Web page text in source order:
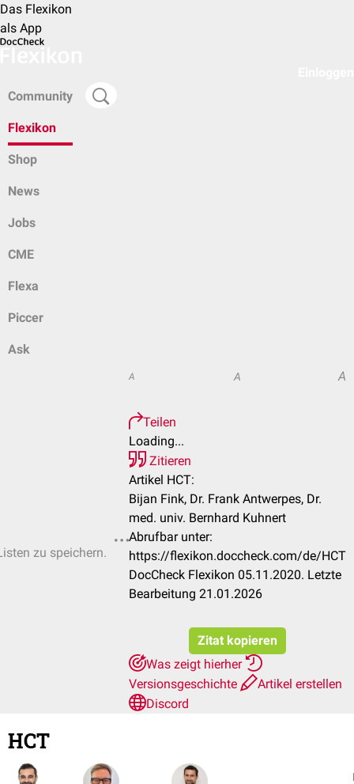
Das Flexikon
als App
Community
Flexikon
Shop
News
Jobs
CME
Flexa
Piccer
Ask
zu speichern.
A A A
Teilen
Loading...
Zitieren
Artikel HCT:
Bijan Fink, Dr. Frank Antwerpes, Dr.
med. univ. Bernhard Kuhnert
Abrufbar unter:
https://flexikon.doccheck.com/de/HCT
DocCheck Flexikon 05.11.2020. Letzte
Bearbeitung 21.01.2026
Zitat kopieren
Was zeigt hierher
Versionsgeschichte
Artikel erstellen
Discord
HCT